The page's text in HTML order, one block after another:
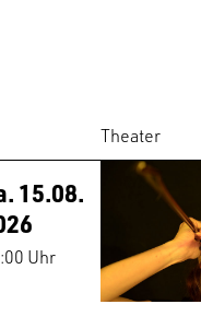
Theater
15.08.
Uhr